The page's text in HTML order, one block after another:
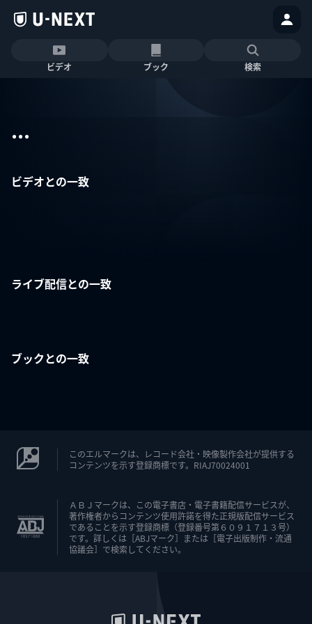
ビデオ ブック 検索
...
ビデオとの一致
ライブ配信との一致
ブックとの一致
このエルマークは、レコード会社・映像製作会社が提供する
コンテンツを示す登録商標です。RIAJ70024001
ＡＢＪマークは、この電子書店・電子書籍配信サービスが、
著作権者からコンテンツ使用許諾を得た正規版配信サービス
であることを示す登録商標（登録番号第６０９１７１３号）
です。詳しくは［ABJマーク］または［電子出版制作・流通
協議会］で検索してください。